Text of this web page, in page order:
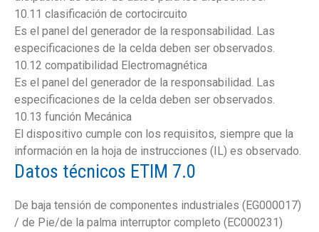
10.11 clasificación de cortocircuito
Es el panel del generador de la responsabilidad. Las
especificaciones de la celda deben ser observados.
10.12 compatibilidad Electromagnética
Es el panel del generador de la responsabilidad. Las
especificaciones de la celda deben ser observados.
10.13 función Mecánica
El dispositivo cumple con los requisitos, siempre que la
información en la hoja de instrucciones (IL) es observado.
Datos técnicos ETIM 7.0
De baja tensión de componentes industriales (EG000017)
/ de Pie/de la palma interruptor completo (EC000231)